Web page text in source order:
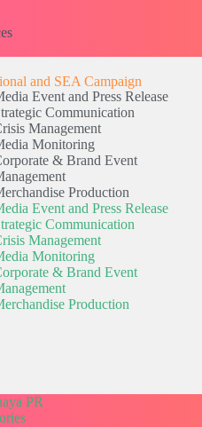
and SEA Campaign
Event and Press Release
Communication
Management
Monitoring
& Brand Event
Production
Event and Press Release
Communication
Management
Monitoring
& Brand Event
Production
PR